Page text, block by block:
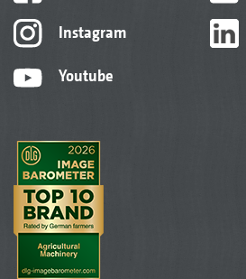
Instagram
Youtube